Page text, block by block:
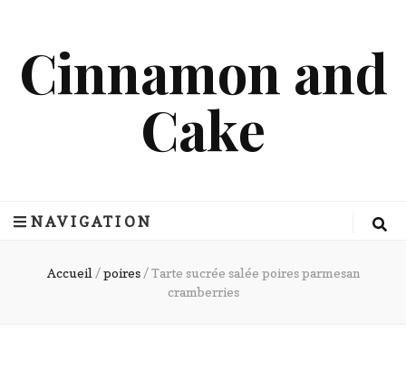
Cinnamon and
Cake
NAVIGATION
Accueil / poires / Tarte sucrée salée poires parmesan
cramberries